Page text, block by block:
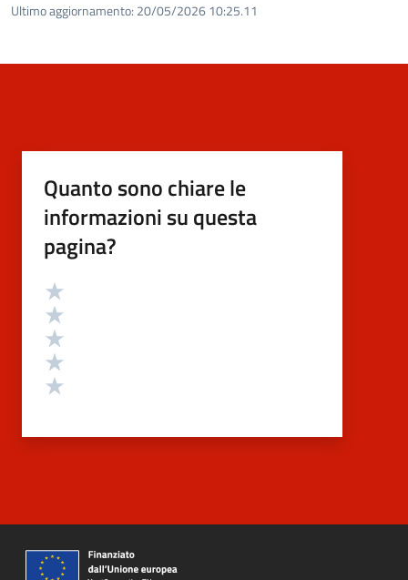
Ultimo aggiornamento: 20/05/2026 10:25.11
Quanto sono chiare le
informazioni su questa
pagina?
Valutazione